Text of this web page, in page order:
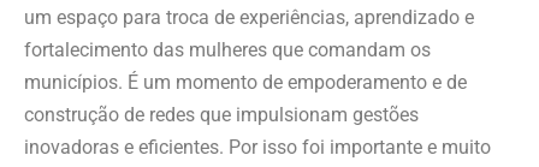
um espaço para troca de experiências, aprendizado e
fortalecimento das mulheres que comandam os
municípios. É um momento de empoderamento e de
construção de redes que impulsionam gestões
inovadoras e eficientes. Por isso foi importante e muito